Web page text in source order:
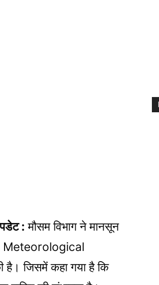
: मौसम विभाग ने मानसून
Meteorological
जिसमें कहा गया है कि